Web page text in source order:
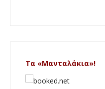
Τα «Μανταλάκια»!